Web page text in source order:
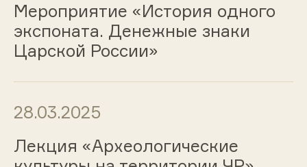
Мероприятие «История одного
экспоната. Денежные знаки
Царской России»
28.03.2025
Лекция «Археологические